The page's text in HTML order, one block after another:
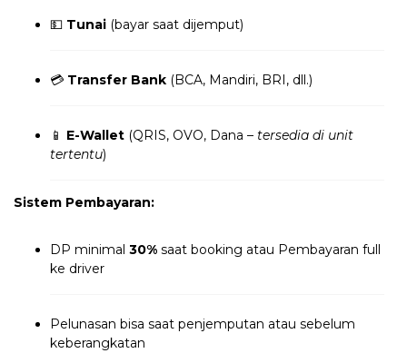
💵 Tunai (bayar saat dijemput)
💳 Transfer Bank (BCA, Mandiri, BRI, dll.)
📱 E-Wallet (QRIS, OVO, Dana – tersedia di unit
tertentu)
Sistem Pembayaran:
DP minimal 30% saat booking atau Pembayaran full
ke driver
Pelunasan bisa saat penjemputan atau sebelum
keberangkatan